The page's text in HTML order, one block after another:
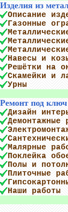
Изделия из
Описание
Газонные
Навесы и
Решётки на
Скамейки и
Урны
Ремонт под ключ
Дизайн
Демонтажные
Малярные
Поклейка
Полы и
Плиточные
Наши работы